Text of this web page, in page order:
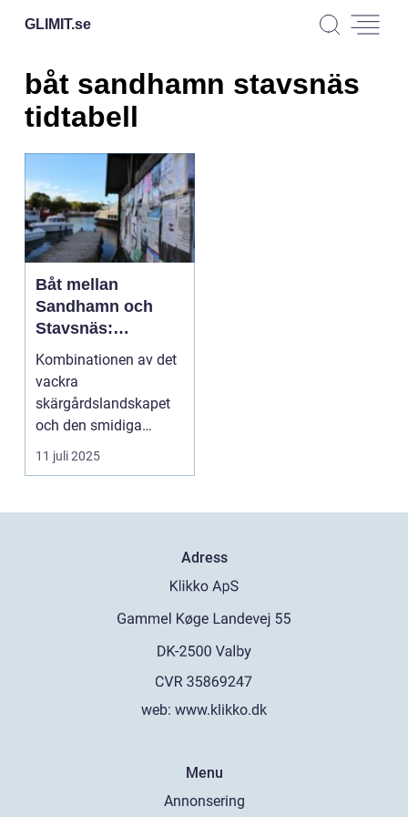
GLIMIT.se
båt sandhamn stavsnäs
tidtabell
Båt mellan
Sandhamn och
Stavsnäs:
Tidtabell och
upplevelser
Kombinationen av det
vackra
skärgårdslandskapet
och den smidiga
båttrafiken gö...
11 juli 2025
Adress
web: www.klikko.dk
Menu
Annonsering